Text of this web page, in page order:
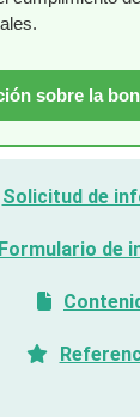
sobre la
Solicitud de
Formulario de